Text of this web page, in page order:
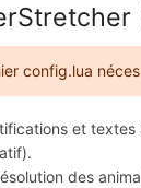
config.lua
et
des